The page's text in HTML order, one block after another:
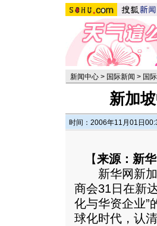
新闻中心 > 国际新闻 > 国
新加
时间：2006年11月01日
【来源：新
新华网新加
商会31日在新
化与华资企业”
球化时代，认